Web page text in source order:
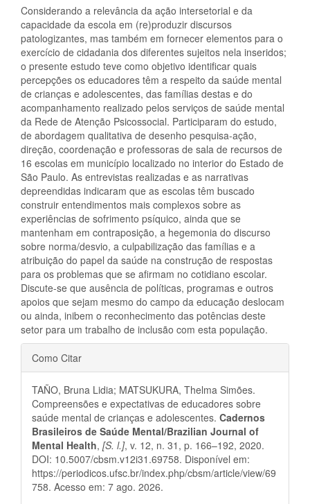
Considerando a relevância da ação intersetorial e da
capacidade da escola em (re)produzir discursos
patologizantes, mas também em fornecer elementos para o
exercício de cidadania dos diferentes sujeitos nela inseridos;
o presente estudo teve como objetivo identificar quais
percepções os educadores têm a respeito da saúde mental
de crianças e adolescentes, das famílias destas e do
acompanhamento realizado pelos serviços de saúde mental
da Rede de Atenção Psicossocial. Participaram do estudo,
de abordagem qualitativa de desenho pesquisa-ação,
direção, coordenação e professoras de sala de recursos de
16 escolas em município localizado no interior do Estado de
São Paulo. As entrevistas realizadas e as narrativas
depreendidas indicaram que as escolas têm buscado
construir entendimentos mais complexos sobre as
experiências de sofrimento psíquico, ainda que se
mantenham em contraposição, a hegemonia do discurso
sobre norma/desvio, a culpabilização das famílias e a
atribuição do papel da saúde na construção de respostas
para os problemas que se afirmam no cotidiano escolar.
Discute-se que ausência de políticas, programas e outros
apoios que sejam mesmo do campo da educação deslocam
ou ainda, inibem o reconhecimento das potências deste
setor para um trabalho de inclusão com esta população.
Detalhes
do
artigo
Como Citar
TAÑO, Bruna Lidia; MATSUKURA, Thelma Simões.
Compreensões e expectativas de educadores sobre
saúde mental de crianças e adolescentes. Cadernos
Brasileiros de Saúde Mental/Brazilian Journal of
Mental Health, [S. l.], v. 12, n. 31, p. 166–192, 2020.
DOI: 10.5007/cbsm.v12i31.69758. Disponível em:
https://periodicos.ufsc.br/index.php/cbsm/article/view/69
758. Acesso em: 7 ago. 2026.